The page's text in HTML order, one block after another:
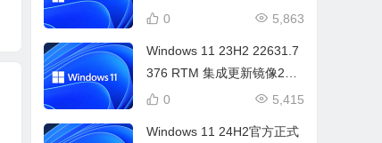
SO镜像)
5,863
0
Windows 11 23H2 22631.7
376 RTM 集成更新镜像20in
1 (2026年7月)
5,415
0
Windows 11 24H2官方正式